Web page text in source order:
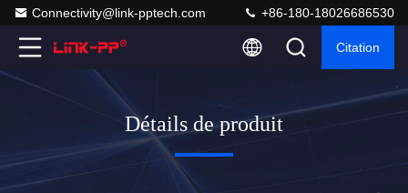
Connectivity@link-pptech.com +86-180-18026686530
Citation
Détails de produit